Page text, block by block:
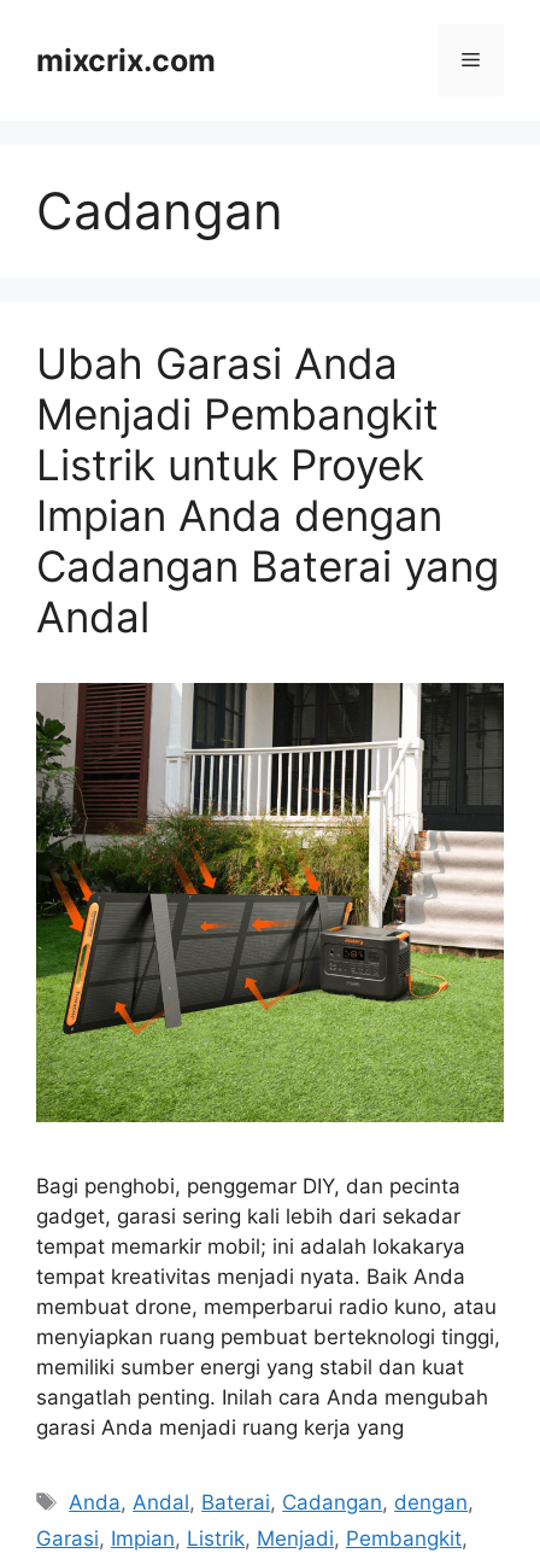
contentmixcrix.com Menu
Cadangan
Ubah Garasi Anda
Menjadi Pembangkit
Listrik untuk Proyek
Impian Anda dengan
Cadangan Baterai yang
Andal
Bagi penghobi, penggemar DIY, dan pecinta
gadget, garasi sering kali lebih dari sekadar
tempat memarkir mobil; ini adalah lokakarya
tempat kreativitas menjadi nyata. Baik Anda
membuat drone, memperbarui radio kuno, atau
menyiapkan ruang pembuat berteknologi tinggi,
memiliki sumber energi yang stabil dan kuat
sangatlah penting. Inilah cara Anda mengubah
garasi Anda menjadi ruang kerja yang
Tags
Anda,Andal, Baterai, Cadangan, dengan,
Garasi, Impian, Listrik, Menjadi, Pembangkit,